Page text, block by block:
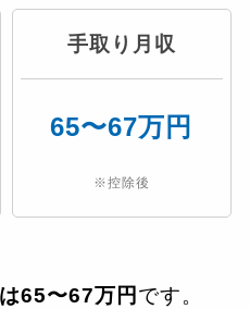
手取り月収
65〜67万円
※控除後
65〜67万円 です。